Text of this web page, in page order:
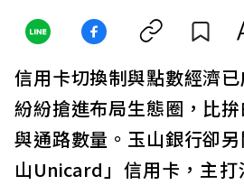
信用卡切換制與點數經濟
紛紛搶進布局生態圈，比
與通路數量。玉山銀行卻
山Unicard」信用卡，主